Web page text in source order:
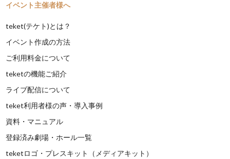
イベント主催者様へ
teket(テケト)とは？
イベント作成の方法
ご利用料金について
teketの機能ご紹介
ライブ配信について
teket利用者様の声・導入事例
資料・マニュアル
登録済み劇場・ホール一覧
teketロゴ・プレスキット（メディアキット）